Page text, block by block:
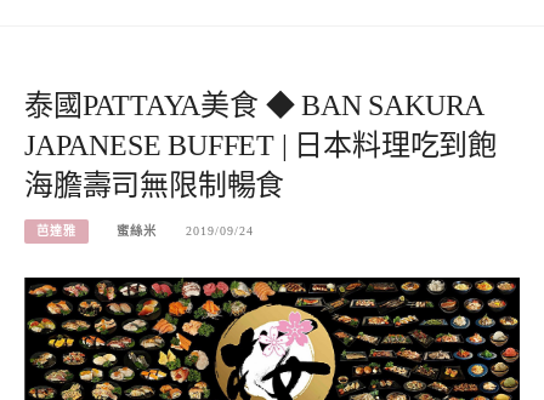
泰國PATTAYA美食 ◆ BAN SAKURA
JAPANESE BUFFET | 日本料理吃到飽
海膽壽司無限制暢食
芭達雅 蜜絲米 2019/09/24